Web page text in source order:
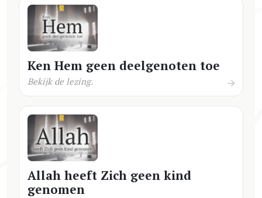
Ken Hem geen deelgenoten toe
Bekijk de lezing.
Allah heeft Zich geen kind
genomen